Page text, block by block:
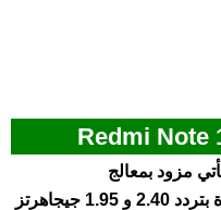
مزود بمعالج
ثماني النواة بتردد 2.40 و 1.95 جيجاهرتز